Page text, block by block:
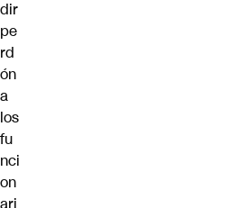
dir
pe
rd
ón
a
los
fu
nci
on
ari